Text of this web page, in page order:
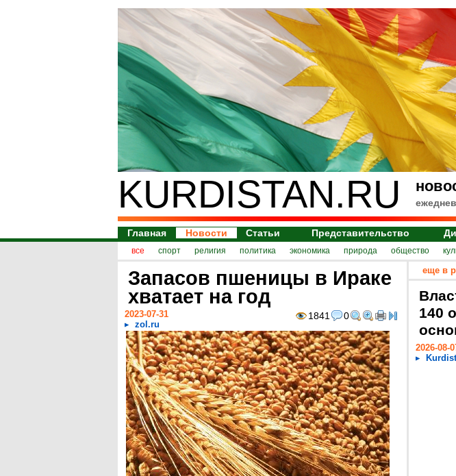
KURDISTAN.RU
Главная Новости Статьи Представительство
все спорт религия политика экономика природа общество
Запасов пшеницы в Ираке
хватает на год
1841 0
2023-07-31
zol.ru
еще в
140
2026-08-